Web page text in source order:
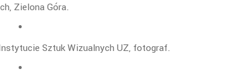
Zielona Góra.
Sztuk Wizualnych UZ, fotograf.